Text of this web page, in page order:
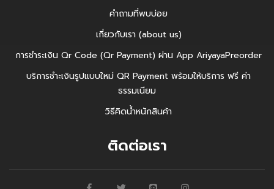
คำถามที่พบบ่อย
เกี่ยวกับเรา (about us)
การชำระเงิน Qr Code (Qr Payment) ผ่าน App AriyayaPreorder
บริการชำะเงินรูปแบบใหม่ QR Payment พร้อมให้บริการ ฟรี ค่า
ธรรมเนียม
วิธีคิดน้ำหนักสินค้า
ติดต่อเรา